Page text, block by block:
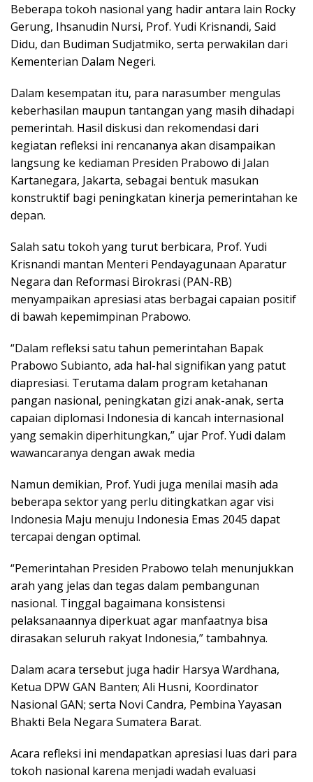
Beberapa tokoh nasional yang hadir antara lain Rocky
Gerung, Ihsanudin Nursi, Prof. Yudi Krisnandi, Said
Didu, dan Budiman Sudjatmiko, serta perwakilan dari
Kementerian Dalam Negeri.
Dalam kesempatan itu, para narasumber mengulas
keberhasilan maupun tantangan yang masih dihadapi
pemerintah. Hasil diskusi dan rekomendasi dari
kegiatan refleksi ini rencananya akan disampaikan
langsung ke kediaman Presiden Prabowo di Jalan
Kartanegara, Jakarta, sebagai bentuk masukan
konstruktif bagi peningkatan kinerja pemerintahan ke
depan.
Salah satu tokoh yang turut berbicara, Prof. Yudi
Krisnandi mantan Menteri Pendayagunaan Aparatur
Negara dan Reformasi Birokrasi (PAN-RB)
menyampaikan apresiasi atas berbagai capaian positif
di bawah kepemimpinan Prabowo.
“Dalam refleksi satu tahun pemerintahan Bapak
Prabowo Subianto, ada hal-hal signifikan yang patut
diapresiasi. Terutama dalam program ketahanan
pangan nasional, peningkatan gizi anak-anak, serta
capaian diplomasi Indonesia di kancah internasional
yang semakin diperhitungkan,” ujar Prof. Yudi dalam
wawancaranya dengan awak media
Namun demikian, Prof. Yudi juga menilai masih ada
beberapa sektor yang perlu ditingkatkan agar visi
Indonesia Maju menuju Indonesia Emas 2045 dapat
tercapai dengan optimal.
“Pemerintahan Presiden Prabowo telah menunjukkan
arah yang jelas dan tegas dalam pembangunan
nasional. Tinggal bagaimana konsistensi
pelaksanaannya diperkuat agar manfaatnya bisa
dirasakan seluruh rakyat Indonesia,” tambahnya.
Dalam acara tersebut juga hadir Harsya Wardhana,
Ketua DPW GAN Banten; Ali Husni, Koordinator
Nasional GAN; serta Novi Candra, Pembina Yayasan
Bhakti Bela Negara Sumatera Barat.
Acara refleksi ini mendapatkan apresiasi luas dari para
tokoh nasional karena menjadi wadah evaluasi